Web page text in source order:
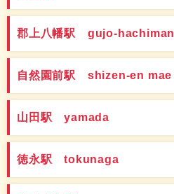
郡上八幡駅 gujo-hachiman
自然園前駅 shizen-en mae
山田駅 yamada
徳永駅 tokunaga